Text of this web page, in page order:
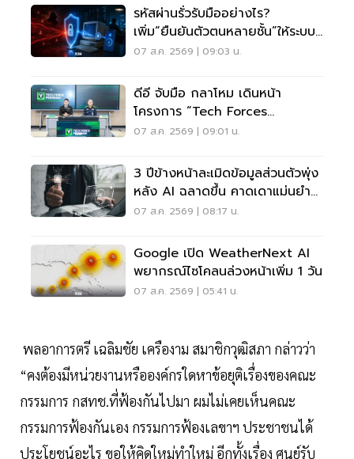
รหัสผ่านรั่วรับมืออย่างไร?
เพิ่ม“ยืนยันตัวตนหลายชั้น”ให้ระบบ
เดิม ไม่ต้องรื้อใหม่
07 ส.ค. 2569 | 09:03 น.
ดีอี จับมือ กลาโหม เดินหน้า
โครงการ “Tech Forces
Program”
07 ส.ค. 2569 | 09:01 น.
3 ปีข้างหน้าละเมิดข้อมูลส่วนตัวพุ่ง
หลัง AI ฉลาดขึ้น คาดเดาแม่นยำ
กว่าเดิม
07 ส.ค. 2569 | 08:17 น.
Google เปิด WeatherNext AI
พยากรณ์ไซโคลนล่วงหน้าเพิ่ม 1 วัน
07 ส.ค. 2569 | 05:41 น.
พลอาการตรี เฉลิมชัย เครืองาม สมาชิกวุฒิสภา กล่าวว่า
“คงต้องมีหน่วยงานหรือองค์กรใดหาข้อยุติเรื่องของคณะ
กรรมการ กสทช.ที่ฟ้องกันไปมา ผมไม่เคยเห็นคณะ
กรรมการฟ้องกันเอง กรรมการฟ้องเลขาฯ ประชาชนได้
ประโยชน์อะไร ขอให้คิดใหม่ทำใหม่ อีกทั้งเรื่อง ศูนย์รับ